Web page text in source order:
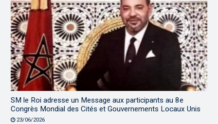
SM le Roi adresse un Message aux participants au 8e
Congrès Mondial des Cités et Gouvernements Locaux Unis
23/06/2026